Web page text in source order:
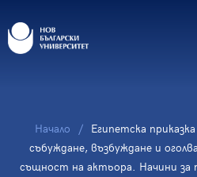
Начало
Египетска
събуждане, възбуждане и
същност на актьора. Начини за